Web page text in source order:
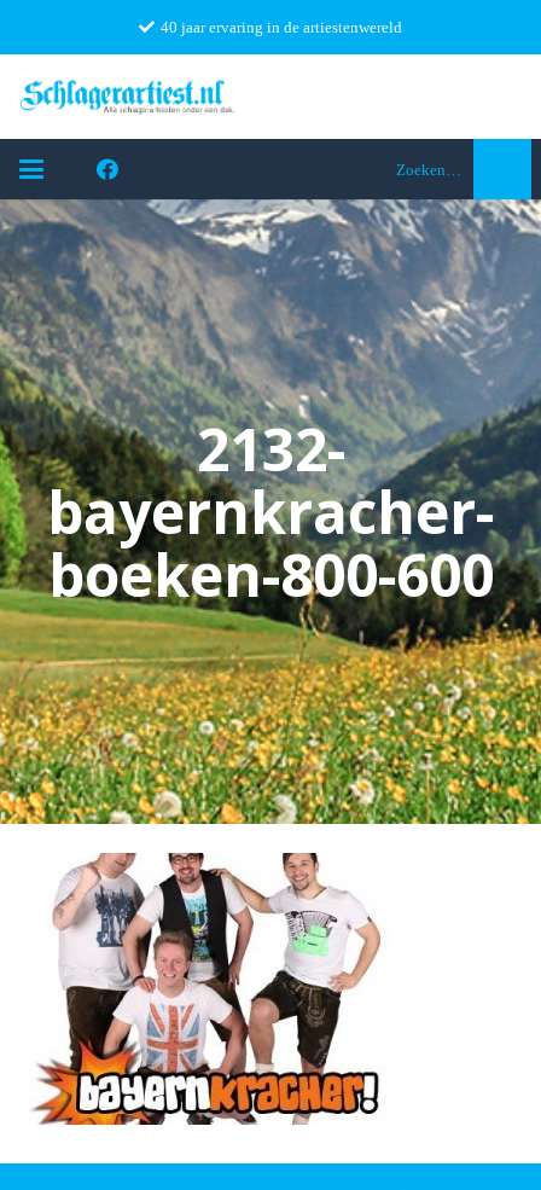
40 jaar ervaring in de artiestenwereld
Zoeken…
2132-
bayernkracher-
boeken-800-600